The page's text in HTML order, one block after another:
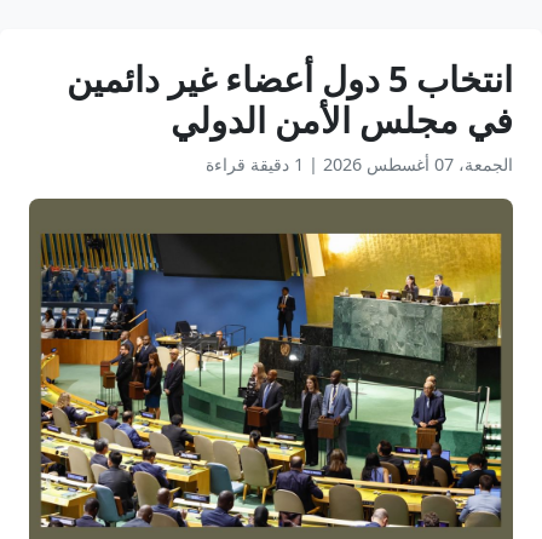
انتخاب 5 دول أعضاء غير دائمين
في مجلس الأمن الدولي
الجمعة، 07 أغسطس 2026 | 1 دقيقة قراءة